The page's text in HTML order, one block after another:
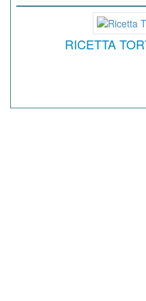
RICETTA